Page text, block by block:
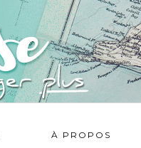
À PROPOS